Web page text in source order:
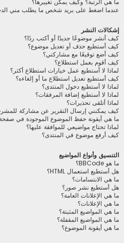
عندما اضغط على بريد شخص ما يطلب مني
إشكالات النشر
كيف أنشر موضوعًا جديدًا أو أكتب ردًا؟
كيف أستطيع حذف أو تعديل موضوع؟
كيف أضع توقيعًا مع مشاركتي؟
كيف أقوم بعمل استطلاع؟
لماذا لا أستطيع عمل خيارات استطلاع أكثر؟
كيف أستطيع تعديل استطلاع ما أو إلغاءه؟
لماذا لا أستطيع دخول المنتدى؟
لماذا لا أستطيع إضافة المرفقات؟
لماذا أتلقى تحذيرات؟
كيف يمكنني إرسال التقرير عن مشاركة
ما هي أيقونة حفظ الموضوع الموجودة في صفحة
لماذا تحتاج مواضيعي للموافقة عليها؟
كيف أرفع موضوع في المنتدى؟
التنسيق وأنواع المواضيع
ما هو BBCode؟
هل أستطيع استعمال HTML؟
ما هي الابتسامات؟
هل أستطيع نشر صور؟
ما هي الإعلانات العامة؟
ما هي الإعلانات؟
ما هي المواضيع المثبتة؟
ما هي المواضيع المقفلة؟
ما هي أيقونة الموضوع؟